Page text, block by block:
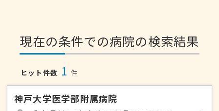
現在の条件での病院の検索結果
ヒット件数 1 件
神戸大学医学部附属病院